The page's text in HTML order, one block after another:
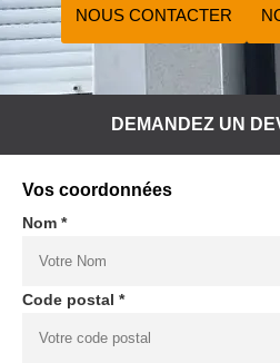
NOUS CONTACTER
DEMANDEZ UN
Vos coordonnées
Nom *
Code postal *